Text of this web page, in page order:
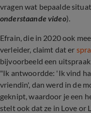
vragen wat bepaalde
onderstaande video).
Efrain, die in 2020 ook
verleider, claimt dat er
bijvoorbeeld een
"Ik antwoordde: 'Ik vind
vriendin', dan werd in de
geknipt, waardoor je een
stelt ook dat ze in Love or